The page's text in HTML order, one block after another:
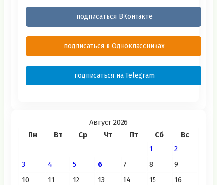
подписаться ВКонтакте
подписаться в Одноклассниках
подписаться на Telegram
Август 2026
Пн
Вт Ср Чт Пт Сб Вс
1
2
3
4 5 6 7 8
9
10
11 12 13 14 15
16